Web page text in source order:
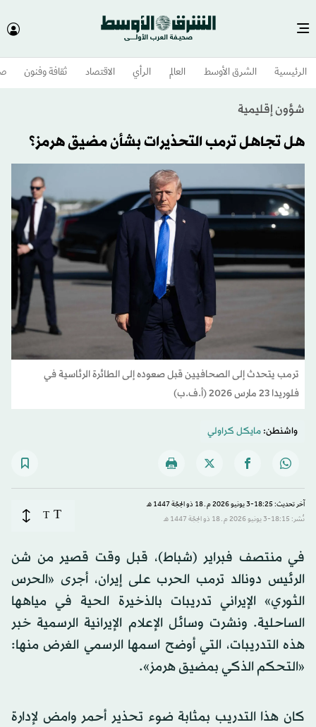
الرئيسية الشرق الأوسط​ العالم الرأي الاقتصاد ثقافة وفنون
شؤون إقليمية
هل تجاهل ترمب التحذيرات بشأن مضيق هرمز؟
ترمب يتحدث إلى الصحافيين قبل صعوده إلى الطائرة الرئاسية في
فلوريدا 23 مارس 2026 (أ.ف.ب)
واشنطن:مايكل كراولي
آخر تحديث: 18:25-3 يونيو 2026 م ـ 18 ذو الحِجّة 1447 هـ
نُشر: 18:15-3 يونيو 2026 م ـ 18 ذو الحِجّة 1447 هـ
T
T
في منتصف فبراير (شباط)، قبل وقت قصير من شن
الرئيس دونالد ترمب الحرب على إيران، أجرى «الحرس
الثوري» الإيراني تدريبات بالذخيرة الحية في مياهها
الساحلية. ونشرت وسائل الإعلام الإيرانية الرسمية خبر
هذه التدريبات، التي أوضح اسمها الرسمي الغرض منها:
«التحكم الذكي بمضيق هرمز».
كان هذا التدريب بمثابة ضوء تحذير أحمر وامض لإدارة